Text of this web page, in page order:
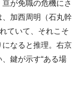
が免職の危機にさ
加西周明（石丸幹
ていて、それこそ
なると推理。右京
鍵が示す“ある場